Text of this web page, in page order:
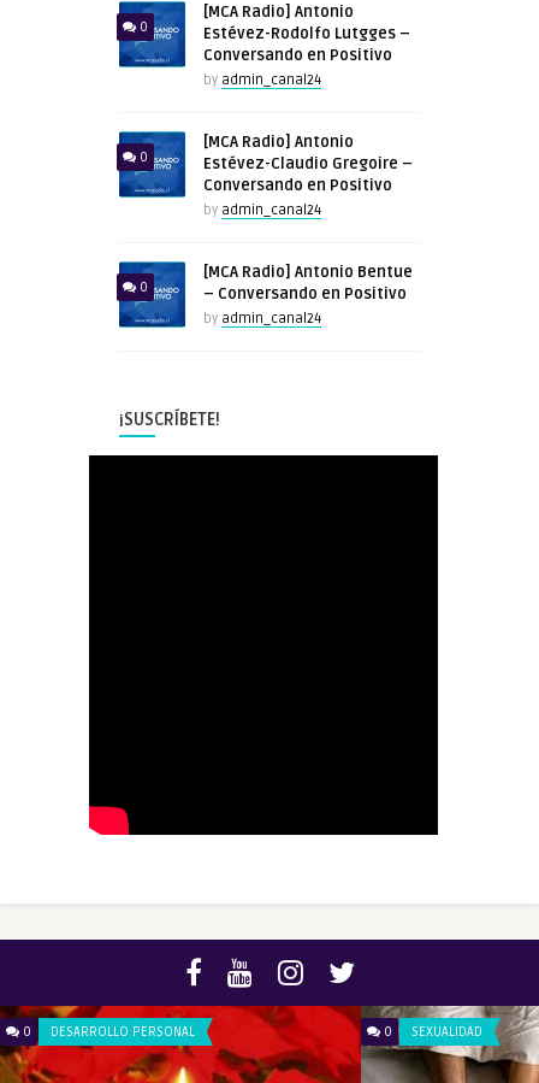
0
[MCA Radio] Antonio
Estévez-Rodolfo Lutgges –
Conversando en Positivo
by admin_canal24
0
[MCA Radio] Antonio
Estévez-Claudio Gregoire –
Conversando en Positivo
by admin_canal24
0
[MCA Radio] Antonio Bentue
– Conversando en Positivo
by admin_canal24
¡SUSCRÍBETE!
0 DESARROLLO PERSONAL 0 SEXUALIDAD